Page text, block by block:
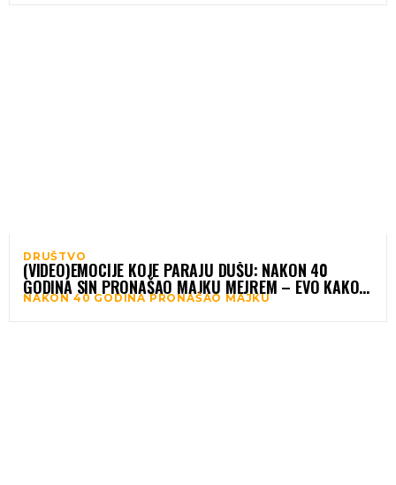
DRUŠTVO
(VIDEO)EMOCIJE KOJE PARAJU DUŠU: NAKON 40
GODINA SIN PRONAŠAO MAJKU MEJREM – EVO KAKO
JE IZGLEDAO NJIHOV SUSRET
NAKON 40 GODINA PRONAŠAO MAJKU